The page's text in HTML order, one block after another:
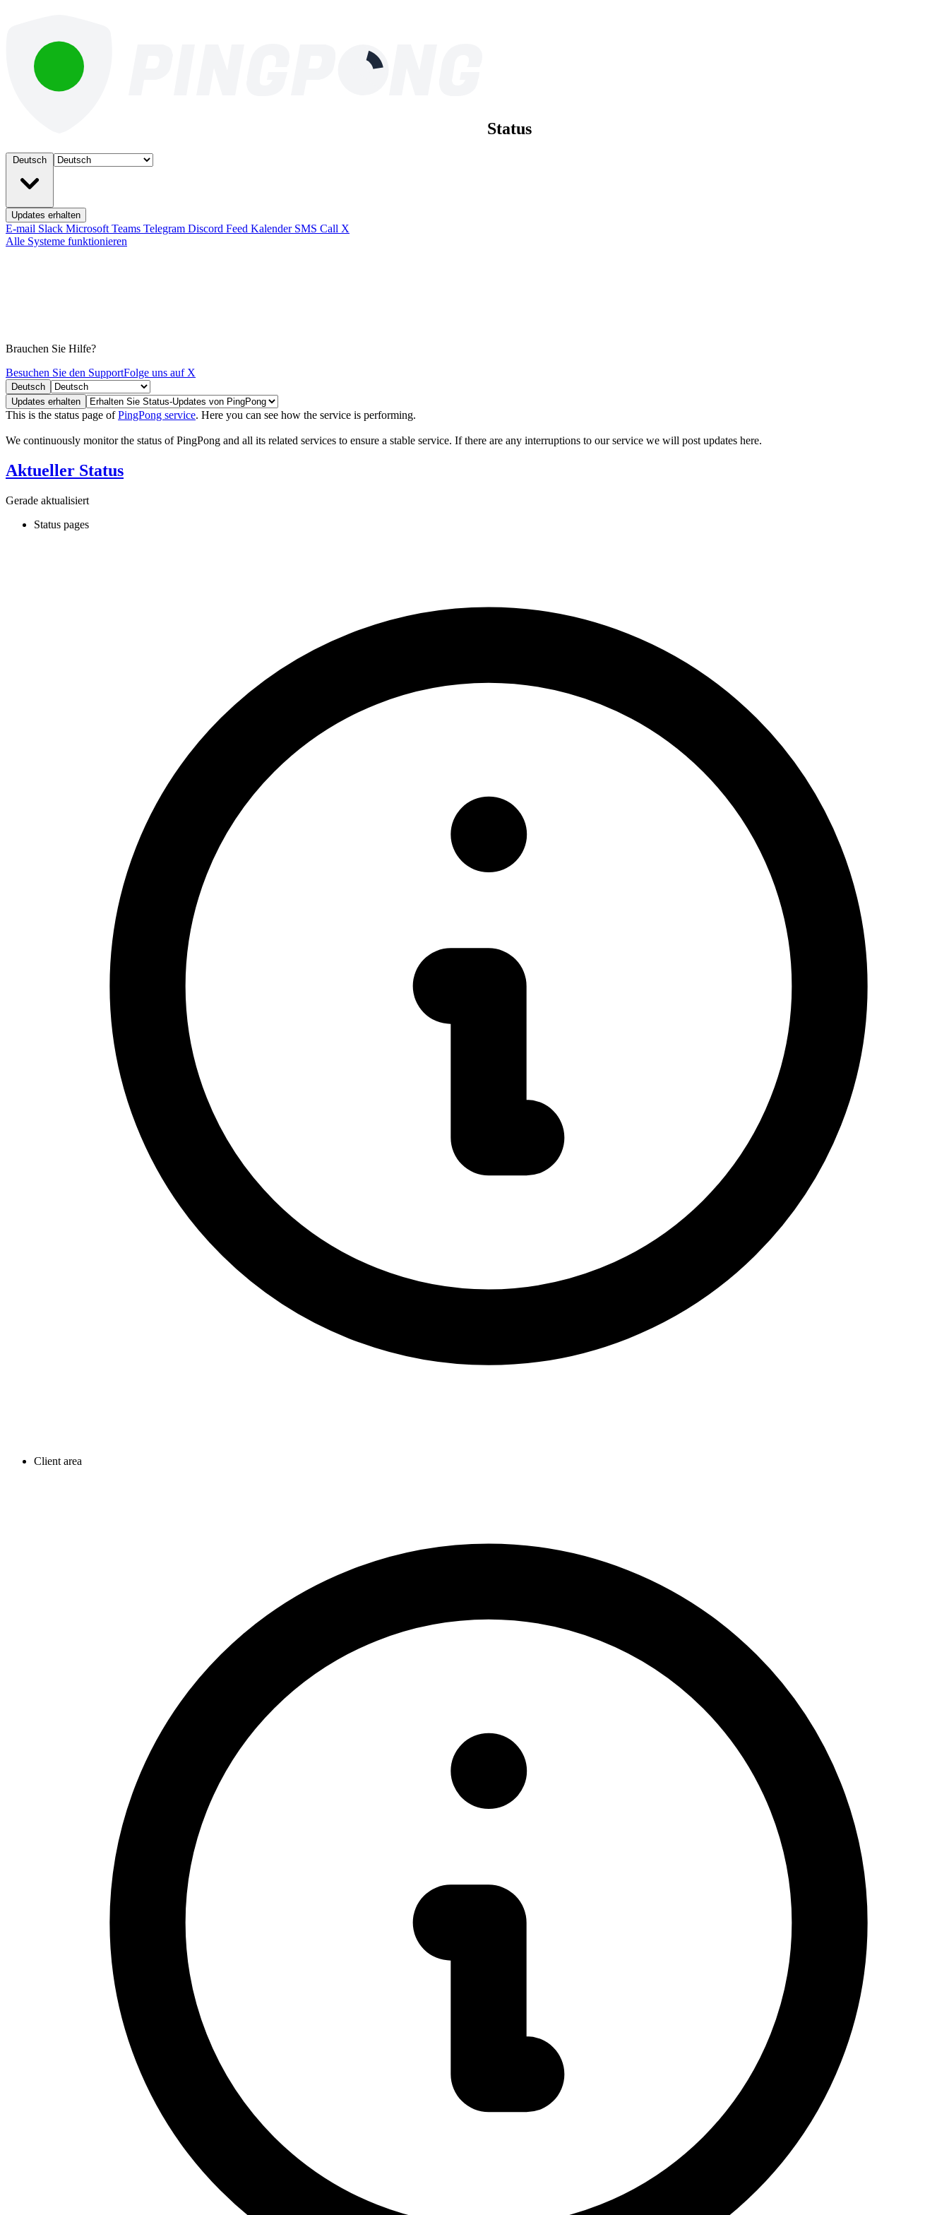
Status
Deutsch
Updates erhalten
E-mail Slack Microsoft Teams Telegram Discord Feed Kalender SMS Call X
Alle Systeme funktionieren
Brauchen Sie Hilfe?
Besuchen Sie den SupportFolge uns auf X
Deutsch
Updates erhalten
This is the status page ofPingPong service. Here you can see how the service is performing.
We continuously monitor the status of PingPong and all its related services to ensure a stable service. If there are any interruptions to our service we will post updates here.
Aktueller Status
Gerade aktualisiert
Status pages
Client area